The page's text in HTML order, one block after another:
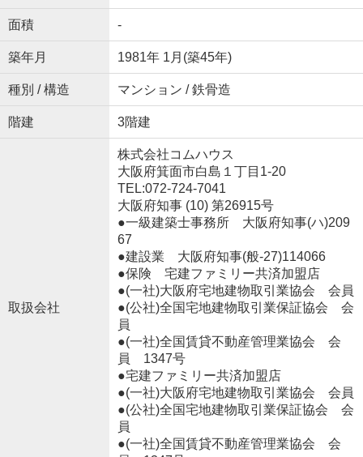
面積 -
築年月 1981年 1月(築45年)
種別 / 構造 マンション / 鉄骨造
階建 3階建
取扱会社
株式会社コムハウス
大阪府箕面市白島１丁目1-20
TEL:072-724-7041
大阪府知事 (10) 第26915号
●一級建築士事務所 大阪府知事(ハ)209
67
●建設業 大阪府知事(般‐27)114066
●保険 宅建ファミリー共済加盟店
●(一社)大阪府宅地建物取引業協会 会員
●(公社)全国宅地建物取引業保証協会 会
員
●(一社)全国賃貸不動産管理業協会 会
員 1347号
●宅建ファミリー共済加盟店
●(一社)大阪府宅地建物取引業協会 会員
●(公社)全国宅地建物取引業保証協会 会
員
●(一社)全国賃貸不動産管理業協会 会